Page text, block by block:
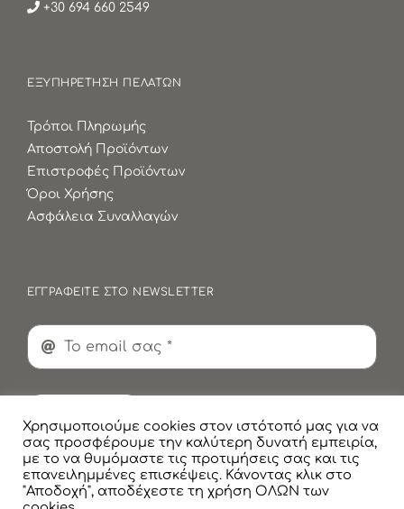
+30 694 660 2549
ΕΞΥΠΗΡΕΤΗΣΗ ΠΕΛΑΤΩΝ
Τρόποι Πληρωμής
Αποστολή Προϊόντων
Επιστροφές Προϊόντων
Όροι Χρήσης
Ασφάλεια Συναλλαγών
ΕΓΓΡΑΦΕΙΤΕ ΣΤΟ NEWSLETTER
Χρησιμοποιούμε cookies στον ιστότοπό μας για να
σας προσφέρουμε την καλύτερη δυνατή εμπειρία,
με το να θυμόμαστε τις προτιμήσεις σας και τις
επανειλημμένες επισκέψεις. Κάνοντας κλικ στο
"Αποδοχή", αποδέχεστε τη χρήση ΟΛΩΝ των